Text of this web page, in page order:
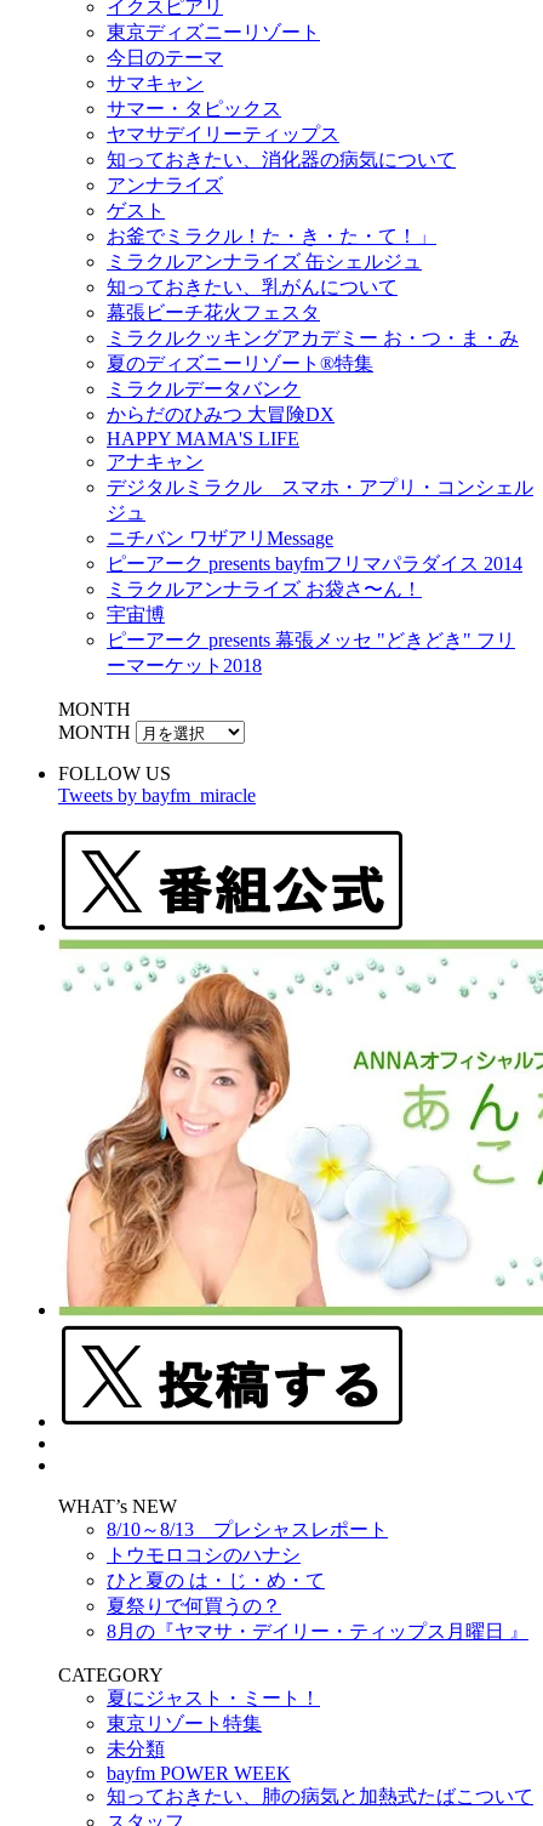
イクスピアリ
東京ディズニーリゾート
今日のテーマ
サマキャン
サマー・タピックス
ヤマサデイリーティップス
知っておきたい、消化器の病気について
アンナライズ
ゲスト
お釜でミラクル！た・き・た・て！」
ミラクルアンナライズ 缶シェルジュ
知っておきたい、乳がんについて
幕張ビーチ花火フェスタ
ミラクルクッキングアカデミー お・つ・ま・み
夏のディズニーリゾート®特集
ミラクルデータバンク
からだのひみつ 大冒険DX
HAPPY MAMA'S LIFE
アナキャン
デジタルミラクル スマホ・アプリ・コンシェル
ジュ
ニチバン ワザアリMessage
ピーアーク presents bayfmフリマパラダイス 2014
ミラクルアンナライズ お袋さ〜ん！
宇宙博
ピーアーク presents 幕張メッセ "どきどき" フリ
ーマーケット2018
MONTH
MONTH
FOLLOW US
Tweets by bayfm_miracle
WHAT’s NEW
8/10～8/13 プレシャスレポート
トウモロコシのハナシ
ひと夏の は・じ・め・て
夏祭りで何買うの？
8月の『ヤマサ・デイリー・ティップス月曜日 』
CATEGORY
夏にジャスト・ミート！
東京リゾート特集
未分類
bayfm POWER WEEK
知っておきたい、肺の病気と加熱式たばこついて